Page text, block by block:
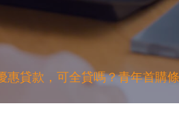
惠貸款，可全貸嗎？青年首購